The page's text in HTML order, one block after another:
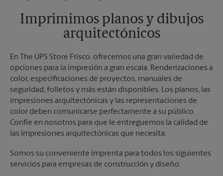
Martes
6:00 PM
Sin Recolección
Domingo
Sin Recolección
6:00 PM
Imprimimos planos y dibujos
arquitectónicos
En The UPS Store Frisco, ofrecemos una gran variedad de
opciones para la impresión a gran escala. Renderizaciones a
color, especificaciones de proyectos, manuales de
seguridad, folletos y más están disponibles. Los planos, las
impresiones arquitectónicas y las representaciones de
color deben comunicarse perfectamente a su público.
Confíe en nosotros para que le entreguemos la calidad de
las impresiones arquitectónicas que necesita.
Somos su conveniente imprenta para todos los siguientes
servicios para empresas de construcción y diseño: